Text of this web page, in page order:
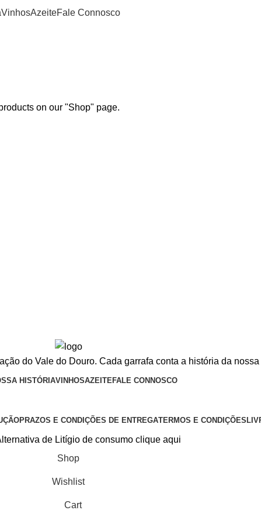
VinhosAzeiteFale Connosco
on our "Shop" page.
do Vale do Douro. Cada garrafa conta a história da
HISTÓRIAVINHOSAZEITEFALE CONNOSCO
PRAZOS E CONDIÇÕES DE ENTREGATERMOS E CONDIÇÕES
de Litígio de consumo clique aqui
Shop
Wishlist
Cart